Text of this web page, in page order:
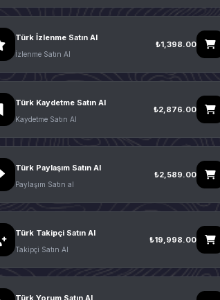
Türk İzlenme Satın Al
İzlenme Satın Al
₺1,398.00
Türk Kaydetme Satın Al
Kaydetme Satın Al
₺2,876.00
Türk Paylaşım Satın Al
Paylaşım Satın al
₺2,589.00
Türk Takipçi Satın Al
Takipçi Satın Al
₺19,998.00